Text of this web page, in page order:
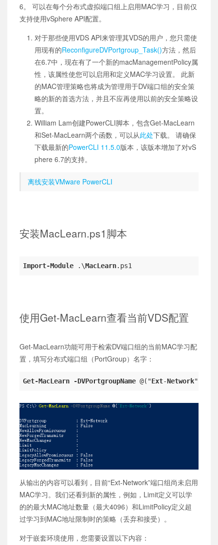
6。 可以在每个分布式虚拟端口组上启用MAC学习，目前仅
支持使用vSphere API配置。
对于那些使用VDS API来管理其VDS的用户，您只需使
用现有的ReconfigureDVPortgroup_Task()方法，然后
在6.7中，现在有了一个新的macManagementPolicy属
性，该属性使您可以启用和定义MAC学习设置。 此新
的MAC管理策略也将成为管理用于DV端口组的安全策
略的新的首选方法，并且不应再使用以前的安全策略设
置。
William Lam创建PowerCLI脚本，包含Get-MacLearn
和Set-MacLearn两个函数，可以从此处下载。 请确保
下载最新的PowerCLI 11.5.0版本，该版本增加了对vS
phere 6.7的支持。
离线安装VMware PowerCLI
安装MacLearn.ps1脚本
Import-Module .\MacLearn.ps1
使用Get-MacLearn查看当前VDS配置
Get-MacLearn功能可用于检索DV端口组的当前MAC学习配
置，填写分布式端口组（PortGroup）名字：
Get-MacLearn -DVPortgroupName @("Ext-Network
从输出的内容可以看到，目前“Ext-Network”端口组尚未启用
MAC学习。我们还看到新的属性，例如，Limit定义可以学
的的最大MAC地址数量（最大4096）和LimitPolicy定义超
过学习到MAC地址限制时的策略（丢弃和接受）。
对于嵌套环境使用，您需要设置以下内容：